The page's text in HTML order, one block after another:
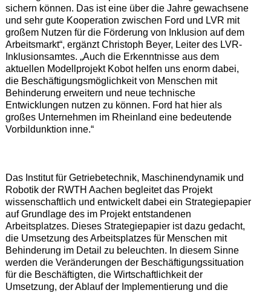
sichern können. Das ist eine über die Jahre gewachsene
und sehr gute Kooperation zwischen Ford und LVR mit
großem Nutzen für die Förderung von Inklusion auf dem
Arbeitsmarkt“, ergänzt Christoph Beyer, Leiter des LVR-
Inklusionsamtes. „Auch die Erkenntnisse aus dem
aktuellen Modellprojekt Kobot helfen uns enorm dabei,
die Beschäftigungsmöglichkeit von Menschen mit
Behinderung erweitern und neue technische
Entwicklungen nutzen zu können. Ford hat hier als
großes Unternehmen im Rheinland eine bedeutende
Vorbildunktion inne.“
Das Institut für Getriebetechnik, Maschinendynamik und
Robotik der RWTH Aachen begleitet das Projekt
wissenschaftlich und entwickelt dabei ein Strategiepapier
auf Grundlage des im Projekt entstandenen
Arbeitsplatzes. Dieses Strategiepapier ist dazu gedacht,
die Umsetzung des Arbeitsplatzes für Menschen mit
Behinderung im Detail zu beleuchten. In diesem Sinne
werden die Veränderungen der Beschäftigungssituation
für die Beschäftigten, die Wirtschaftlichkeit der
Umsetzung, der Ablauf der Implementierung und die